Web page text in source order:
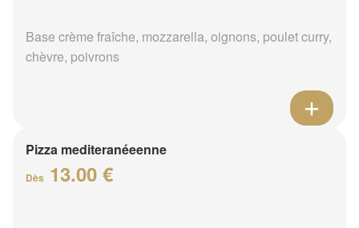
Base crème fraîche, mozzarella, oignons, poulet curry,
chèvre, poivrons
Pizza mediteranéeenne
Dès 13.00 €